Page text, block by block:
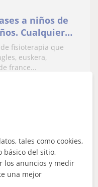
a niños de
Cualquier
fisioterapia que
euskera,
france...
1ª clase gratis
tales como cookies,
básico del sitio,
los anuncios y medir
una mejor